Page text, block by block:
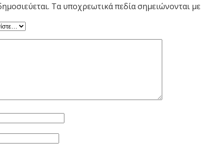
Τα υποχρεωτικά πεδία σημειώνονται με